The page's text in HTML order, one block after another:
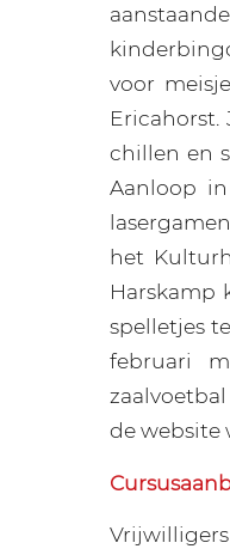
voor
Ericahorst.
chillen en
Aanloop
het
Harskamp
spelletjes
februari
de website